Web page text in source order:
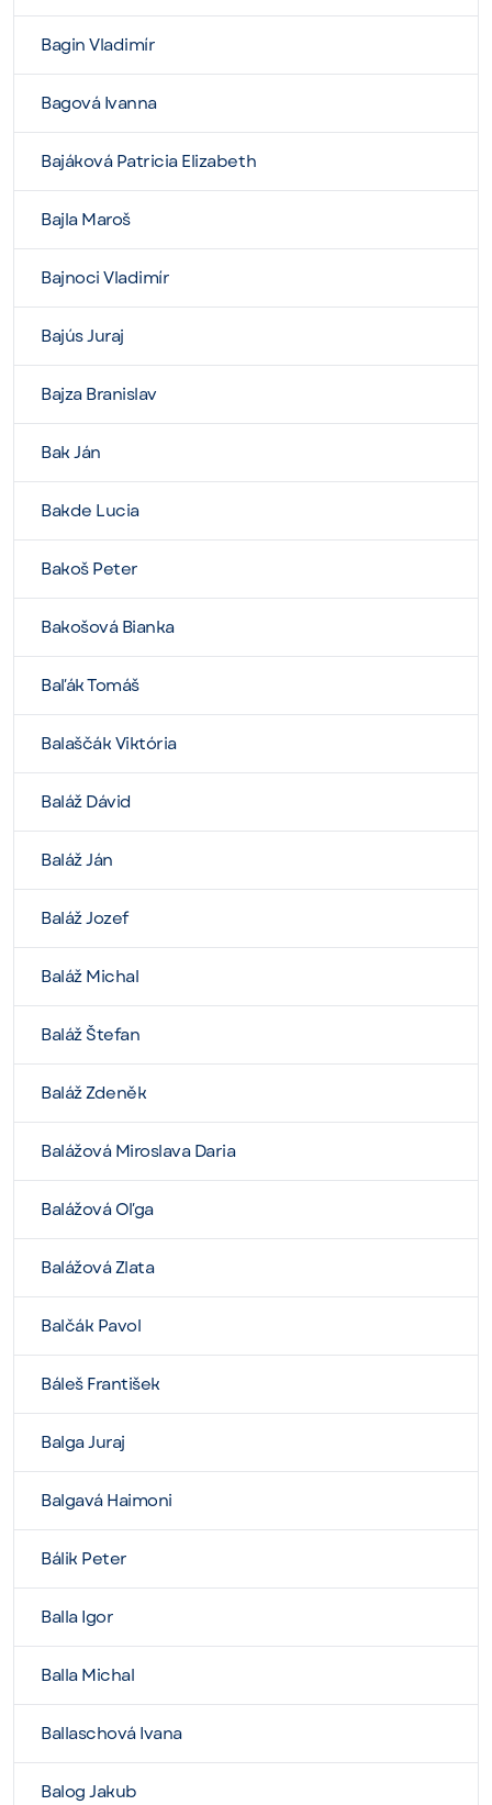
Bagin Vladimír
Bagová Ivanna
Bajáková Patricia Elizabeth
Bajla Maroš
Bajnoci Vladimír
Bajús Juraj
Bajza Branislav
Bak Ján
Bakde Lucia
Bakoš Peter
Bakošová Bianka
Baľák Tomáš
Balaščák Viktória
Baláž Dávid
Baláž Ján
Baláž Jozef
Baláž Michal
Baláž Štefan
Baláž Zdeněk
Balážová Miroslava Daria
Balážová Oľga
Balážová Zlata
Balčák Pavol
Báleš František
Balga Juraj
Balgavá Haimoni
Bálik Peter
Balla Igor
Balla Michal
Ballaschová Ivana
Balog Jakub